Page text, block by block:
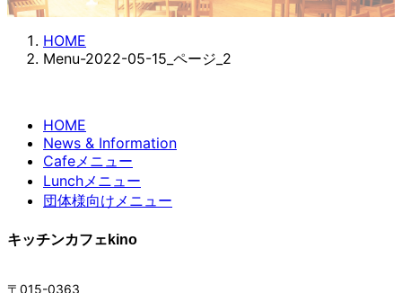
HOME
Menu-2022-05-15_ページ_2
HOME
News & Information
Cafeメニュー
Lunchメニュー
団体様向けメニュー
キッチンカフェkino
〒015-0363